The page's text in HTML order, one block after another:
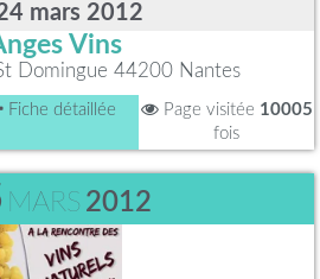
mars 2012
Vins
Domingue 44200 Nantes
Fiche détaillée Page visitée 10005
fois
MARS 2012